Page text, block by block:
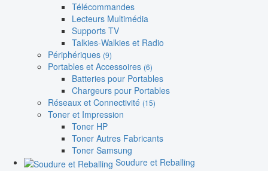
Télécommandes
Lecteurs Multimédia
Supports TV
Talkies-Walkies et Radio
Périphériques (9)
Portables et Accessoires (6)
Batteries pour Portables
Chargeurs pour Portables
Réseaux et Connectivité (15)
Toner et Impression
Toner HP
Toner Autres Fabricants
Toner Samsung
Soudure et Reballing